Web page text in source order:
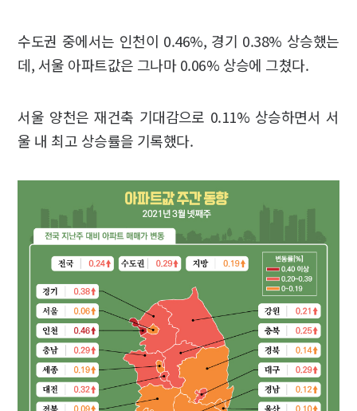
수도권 중에서는 인천이 0.46%, 경기 0.38% 상승했는
데, 서울 아파트값은 그나마 0.06% 상승에 그쳤다.
서울 양천은 재건축 기대감으로 0.11% 상승하면서 서
울 내 최고 상승률을 기록했다.